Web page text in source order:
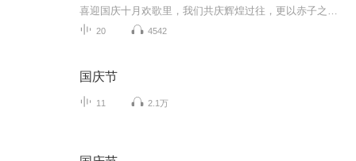
20 4542
国庆节
11 2.1万